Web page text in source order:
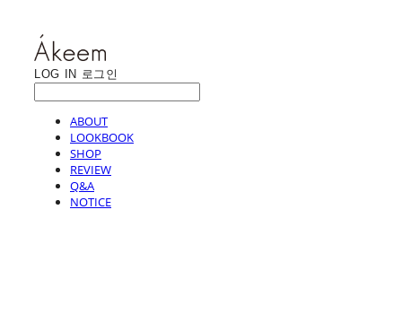
LOG IN 로그인
ABOUT
LOOKBOOK
SHOP
REVIEW
Q&A
NOTICE